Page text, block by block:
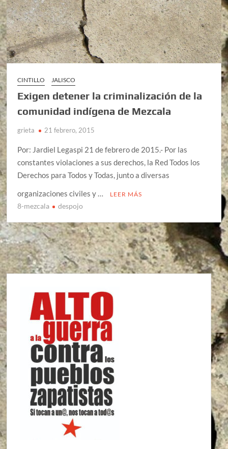
CINTILLO JALISCO
Exigen detener la criminalización de la
comunidad indígena de Mezcala
grieta 21 febrero, 2015
Por: Jardiel Legaspi 21 de febrero de 2015.- Por las
constantes violaciones a sus derechos, la Red Todos los
Derechos para Todos y Todas, junto a diversas
organizaciones civiles y …
LEER MÁS
8-mezcala despojo